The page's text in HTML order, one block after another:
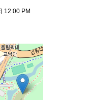
12:00 PM